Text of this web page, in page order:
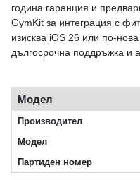
година гаранция и
GymKit за интеграция с
изисква iOS 26 или
дългосрочна поддръжка и
Модел
Производител
Модел
Партиден номер